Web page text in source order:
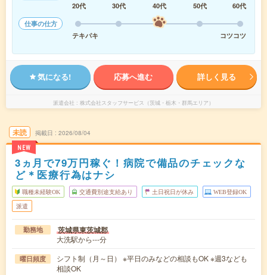
20代
30代 40代 50代
60代
仕事の仕方
テキパキ
コツコツ
気になる! 応募へ進む 詳しく見る
派遣会社 株式会社スタッフサービス（茨城・栃木・群馬エリア）
未読
NEW
掲載日 2026/08/04
3ヵ月で79万円稼ぐ！病院で備品のチェックな
ど＊医療行為はナシ
職種未経験OK 交通費別途支給あり 土日祝日が休み WEB登録OK
派遣
勤務地 茨城県東茨城郡
大洗駅から---分
曜日頻度
シフト制（月～日） ※平日のみなどの相談もOK ※週3なども
相談OK